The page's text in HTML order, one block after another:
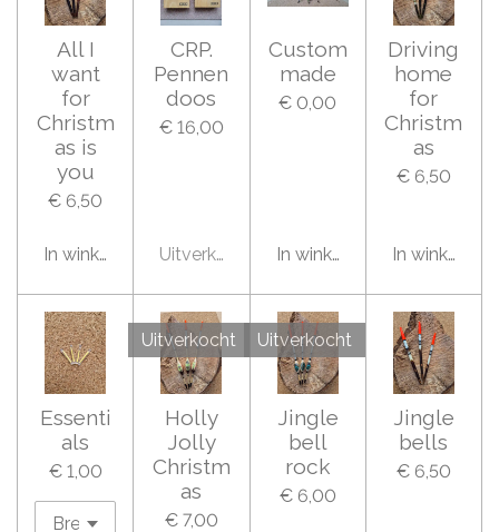
All I
want
for
Christm
as is
you
€ 6,50
In winkelwagen
CRP.
Pennen
doos
€ 16,00
Uitverkocht
Custom
made
€ 0,00
In winkelwagen
Driving
home
for
Christm
as
€ 6,50
In
Essenti
als
€ 1,00
Uitverkocht
Holly
Jolly
Christm
as
€ 7,00
Uitverkocht
Jingle
bell
rock
€ 6,00
Jingle
bells
€ 6,50